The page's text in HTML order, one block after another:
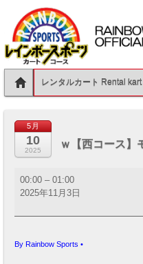
レンタルカート Rental kart
5月
10
2025
ｗ【西コース】
ｗ
【西
モ
00:00 – 01:00
2025年11月3日
By Rainbow Sports •